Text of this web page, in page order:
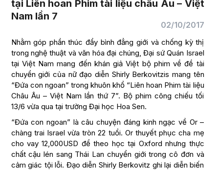
tại Liên hoan Phim tài liệu châu Âu – Việt
Nam lần 7
02/10/2017
Nhằm góp phần thúc đẩy bình đẳng giới và chống kỳ thị
trong nghệ thuật và văn hóa đại chúng, Đại sứ Quán Israel
tại Việt Nam mang đến khán giả Việt bộ phim về đề tài
chuyển giới của nữ đạo diễn Shirly Berkovitzis mang tên
“Đứa con ngoan” trong khuôn khổ “Liên hoan Phim tài liệu
Châu Âu – Việt Nam lần thứ 7”. Bộ phim công chiếu tối
13/6 vừa qua tại trường Đại học Hoa Sen.
“Đứa con ngoan” là câu chuyện đáng kinh ngạc về Or –
chàng trai Israel vừa tròn 22 tuổi. Or thuyết phục cha mẹ
cho vay 12,000USD để theo học tại Oxford nhưng thực
chất cậu lén sang Thái Lan chuyển giới trong cô đơn và
cảm giác tội lỗi. Đạo diễn Shirly Berkovitz ghi lại diễn biến